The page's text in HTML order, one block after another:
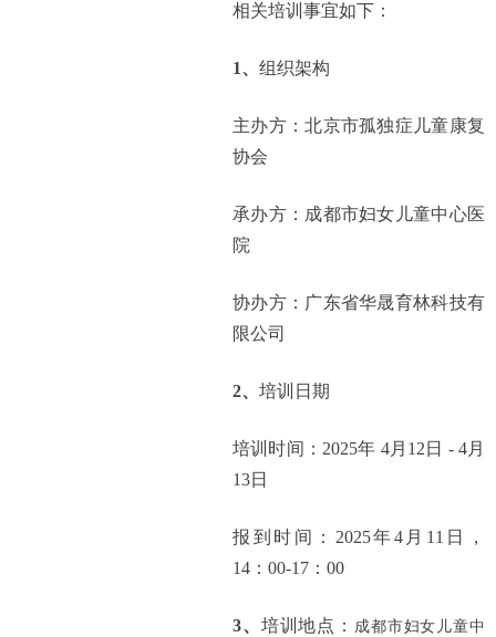
相关培训事宜如下：
1、 组织架构
主办方：北京市孤独症儿童康复
协会
承办方： 成都市妇女儿童中心医
院
协办方： 广东省华晟育林科技有
限公司
2、 培训日期
培训时间： 2025年 4月12日 - 4月
13日
报到时间： 2025年4月11日，
14：00-17：00
3、 培训地点： 成都市妇女儿童中